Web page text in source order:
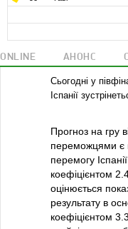
ONLINE АНОНС
Сьогодні у
Іспанії
Прогноз на гру
переможцями є
перемогу
коефіцієнтом
оцінюється
результату в
коефіцієнтом